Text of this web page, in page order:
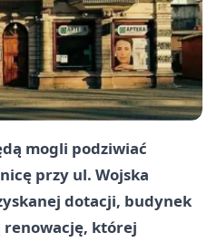
mogli podziwiać
przy ul. Wojska
dotacji, budynek
renowację, której